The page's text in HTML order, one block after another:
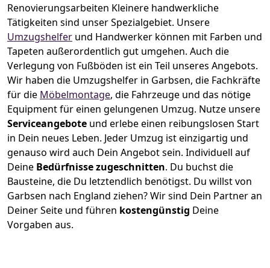
Renovierungsarbeiten Kleinere handwerkliche
Tätigkeiten sind unser Spezialgebiet. Unsere
Umzugshelfer und Handwerker können mit Farben und
Tapeten außerordentlich gut umgehen. Auch die
Verlegung von Fußböden ist ein Teil unseres Angebots.
Wir haben die Umzugshelfer in Garbsen, die Fachkräfte
für die Möbelmontage, die Fahrzeuge und das nötige
Equipment für einen gelungenen Umzug. Nutze unsere
Serviceangebote und erlebe einen reibungslosen Start
in Dein neues Leben. Jeder Umzug ist einzigartig und
genauso wird auch Dein Angebot sein. Individuell auf
Deine Bedürfnisse zugeschnitten. Du buchst die
Bausteine, die Du letztendlich benötigst. Du willst von
Garbsen nach England ziehen? Wir sind Dein Partner an
Deiner Seite und führen kostengünstig Deine
Vorgaben aus.